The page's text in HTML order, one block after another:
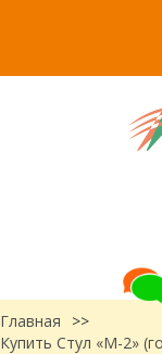
Главная
>>
Купить Стул «М-2»